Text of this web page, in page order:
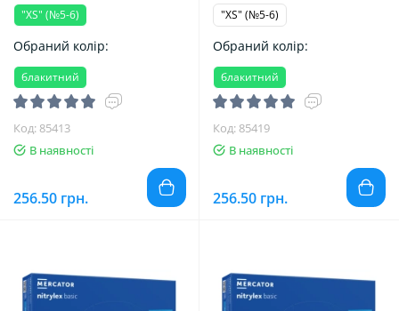
"XS" (№5-6)
Обраний колір:
блакитний
Код: 85413
В наявності
256.50 грн.
"XS" (№5-6)
Обраний колір:
блакитний
Код: 85419
В наявності
256.50 грн.